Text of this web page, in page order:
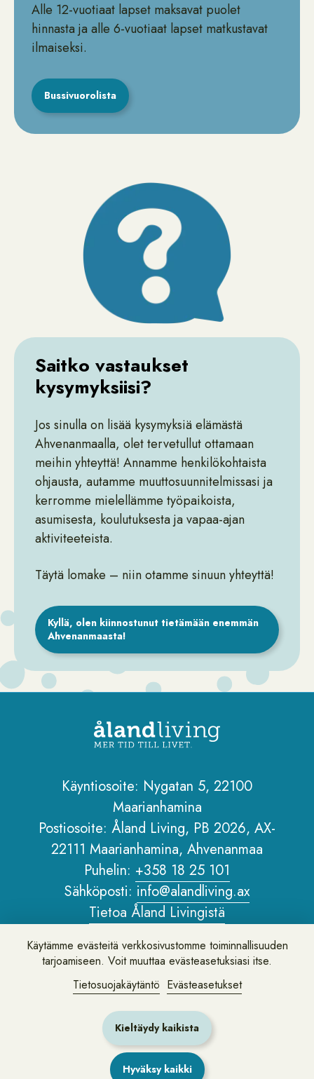
Alle 12-vuotiaat lapset maksavat puolet
hinnasta ja alle 6-vuotiaat lapset matkustavat
ilmaiseksi.
Bussivuorolista
Saitko vastaukset
kysymyksiisi?
Jos sinulla on lisää kysymyksiä elämästä
Ahvenanmaalla, olet tervetullut ottamaan
meihin yhteyttä! Annamme henkilökohtaista
ohjausta, autamme muuttosuunnitelmissasi ja
kerromme mielellämme työpaikoista,
asumisesta, koulutuksesta ja vapaa-ajan
aktiviteeteista.
Täytä lomake – niin otamme sinuun yhteyttä!
Kyllä, olen kiinnostunut tietämään enemmän
Ahvenanmaasta!
Käyntiosoite: Nygatan 5, 22100
Maarianhamina
Postiosoite: Åland Living, PB 2026, AX-
22111 Maarianhamina, Ahvenanmaa
Puhelin: +358 18 25 101
Sähköposti: info@alandliving.ax
Tietoa Åland Livingistä
Tietoa verkkosivustosta
Jätä palautetta tai kysy meiltä kysymys
Käytämme evästeitä verkkosivustomme toiminnallisuuden
tarjoamiseen. Voit muuttaa evästeasetuksiasi itse.
Tietosuojakäytäntö Evästeasetukset
Kieltäydy kaikista
Hyväksy kaikki